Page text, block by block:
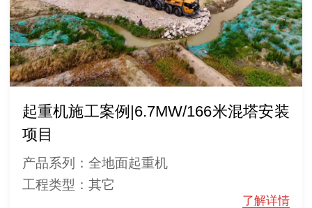
起重机施工案例|6.7MW/166米混塔安装
项目
产品系列：全地面起重机
工程类型：其它
了解详情